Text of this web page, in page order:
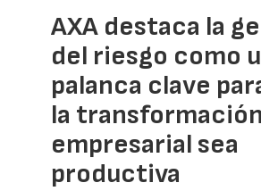
AXA destaca la
del riesgo como
palanca clave
la transformación
empresarial sea
productiva